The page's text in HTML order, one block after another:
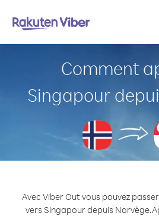
Comment
Singapour
Avec Viber Out vous pouvez
vers Singapour depuis Norvège.